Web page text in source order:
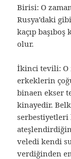
Birisi: O
Rusya’daki
kaçıp
olur.
İkinci tevili: O
erkeklerin
binaen ekser
kinayedir.
serbestiyetleri
veledi kendi
verdiğinden